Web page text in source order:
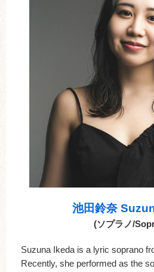
池田鈴奈
(ソプラノ/
Suzuna Ikeda is a lyric soprano
Recently, she performed as the